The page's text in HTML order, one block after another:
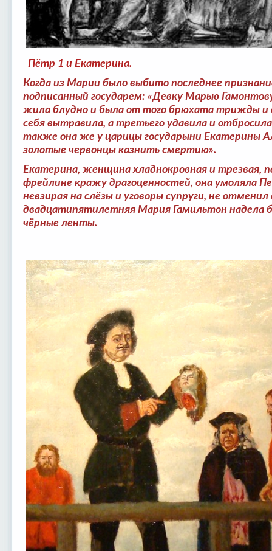
Пётр 1 и Екатерина.
Когда из Марии было выбито последнее
подписанный государем: «Девку Марью
жила блудно и была от того брюхата трижды и
себя вытравила, а третьего удавила и
также она же у царицы государыни Екатерины
золотые червонцы казнить смертию».
Екатерина, женщина хладнокровная и трезвая,
фрейлине кражу драгоценностей, она умоляла
невзирая на слёзы и уговоры супруги, не
двадцатипятилетняя Мария Гамильтон надела
чёрные ленты.